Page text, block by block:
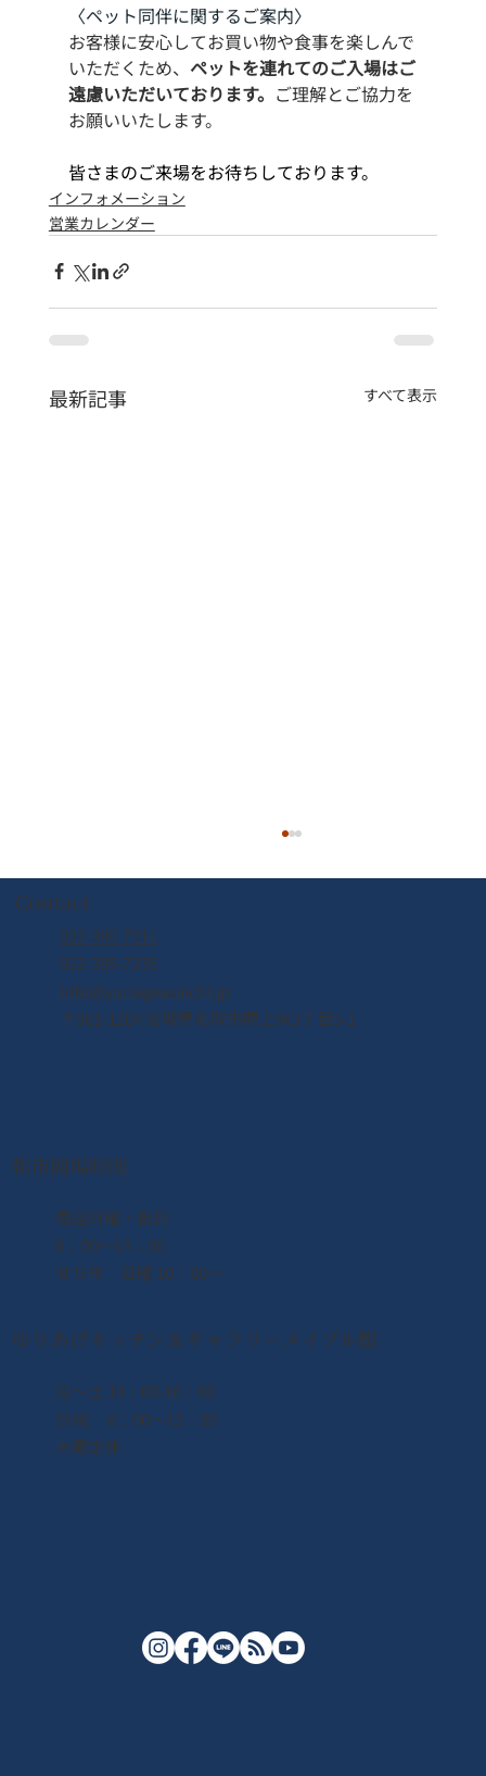
〈ペット同伴に関するご案内〉
お客様に安心してお買い物や食事を楽しんで
いただくため、 ペットを連れてのご入場はご
遠慮いただいております。 ご理解とご協力を
お願いいたします。
皆さまのご来場をお待ちしております。
インフォメーション
営業カレンダー
最新記事 すべて表示
Contact
022-395-7211
022-395-7235
info@yuriageasaichi.jp
〒981-1204 宮城県名取市閖上東3丁目5-1
朝市開場時間
​毎週日曜・祝日
6：00〜13：00
せり市 日曜 10：00〜
ゆりあげキッチン＆ギャラリーメイプル館
月〜土 10：00-16：00
日祝 6：00〜13：00
木曜定休